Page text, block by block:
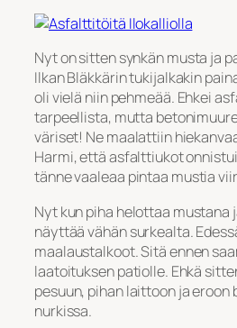
Nyt on sitten synkän musta ja
Ilkan Bläkkärin tukijalkakin
oli vielä niin pehmeää. Ehkei
tarpeellista, mutta
väriset! Ne maalattiin
Harmi, että asfalttiukot
tänne vaaleaa pintaa mustia
Nyt kun piha helottaa mustana
näyttää vähän surkealta.
maalaustalkoot. Sitä ennen
laatoituksen patiolle. Ehkä
pesuun, pihan laittoon ja eroon
nurkissa.